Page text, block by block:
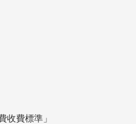
收費標準」